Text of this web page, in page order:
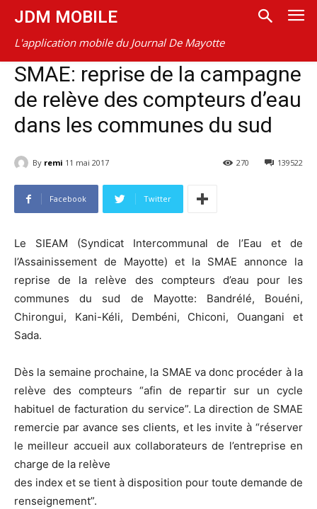
JDM MOBILE
L'application mobile du Journal De Mayotte
SMAE: reprise de la campagne
de relève des compteurs d’eau
dans les communes du sud
By remi 11 mai 2017 139522
270
Facebook Twitter
Le SIEAM (Syndicat Intercommunal de l’Eau et de
l’Assainissement de Mayotte) et la SMAE annonce la
reprise de la relève des compteurs d’eau pour les
communes du sud de Mayotte: Bandrélé, Bouéni,
Chirongui, Kani-Kéli, Dembéni, Chiconi, Ouangani et
Sada.
Dès la semaine prochaine, la SMAE va donc procéder à la
relève des compteurs “afin de repartir sur un cycle
habituel de facturation du service”. La direction de SMAE
remercie par avance ses clients, et les invite à “réserver
le meilleur accueil aux collaborateurs de l’entreprise en
charge de la relève
des index et se tient à disposition pour toute demande de
renseignement”.